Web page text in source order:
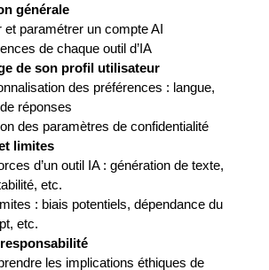
générale
et paramétrer un compte AI
de chaque outil d’IA
de son profil utilisateur
des préférences : langue,
réponses
des paramètres de confidentialité
limites
d’un outil IA : génération de texte,
etc.
: biais potentiels, dépendance du
etc.
les implications éthiques de